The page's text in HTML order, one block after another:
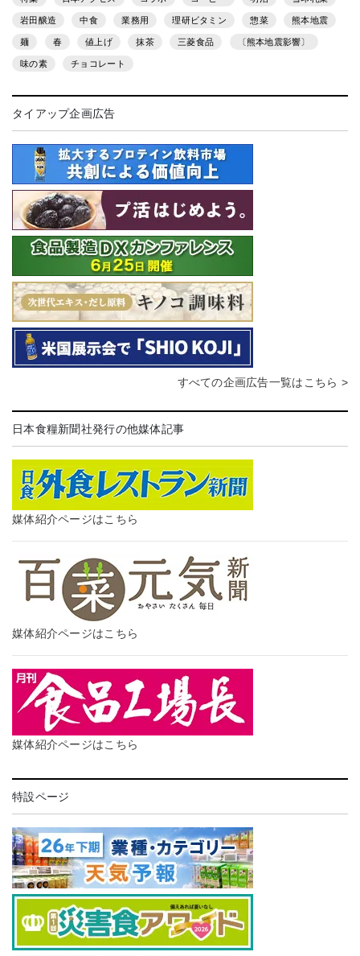
岩田醸造 中食 業務用 理研ビタミン 惣菜 熊本地震
麺 春 値上げ 抹茶 三菱食品 〔熊本地震影響〕
味の素 チョコレート
タイアップ企画広告
すべての企画広告一覧はこちら >
日本食糧新聞社発行の他媒体記事
媒体紹介ページはこちら
媒体紹介ページはこちら
媒体紹介ページはこちら
特設ページ